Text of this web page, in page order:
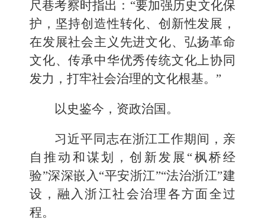
尺巷考察时指出：“要加强历史文化保
护，坚持创造性转化、创新性发展，
在发展社会主义先进文化、弘扬革命
文化、传承中华优秀传统文化上协同
发力，打牢社会治理的文化根基。”
以史鉴今，资政治国。
习近平同志在浙江工作期间，亲
自推动和谋划，创新发展“枫桥经
验”深深嵌入“平安浙江”“法治浙江”建
设，融入浙江社会治理各方面全过
程。